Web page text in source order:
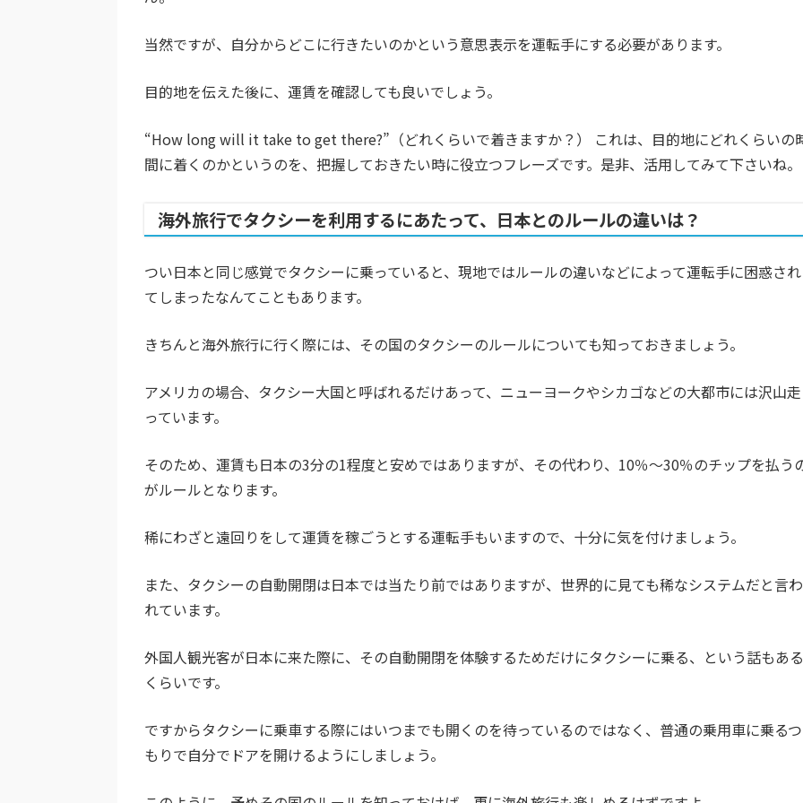
当然ですが、自分からどこに行きたいのかという意思表示を運転手にする必要があります。
目的地を伝えた後に、運賃を確認しても良いでしょう。
“How long will it take to get there?”（どれくらいで着きますか？） これは、目的地にどれくらいの
間に着くのかというのを、把握しておきたい時に役立つフレーズです。是非、活用してみて下さいね。
海外旅行でタクシーを利用するにあたって、日本とのルールの違いは？
つい日本と同じ感覚でタクシーに乗っていると、現地ではルールの違いなどによって運転手に困惑され
てしまったなんてこともあります。
きちんと海外旅行に行く際には、その国のタクシーのルールについても知っておきましょう。
アメリカの場合、タクシー大国と呼ばれるだけあって、ニューヨークやシカゴなどの大都市には沢山走
っています。
そのため、運賃も日本の3分の1程度と安めではありますが、その代わり、10％～30％のチップを払う
がルールとなります。
稀にわざと遠回りをして運賃を稼ごうとする運転手もいますので、十分に気を付けましょう。
また、タクシーの自動開閉は日本では当たり前ではありますが、世界的に見ても稀なシステムだと言わ
れています。
外国人観光客が日本に来た際に、その自動開閉を体験するためだけにタクシーに乗る、という話もある
くらいです。
ですからタクシーに乗車する際にはいつまでも開くのを待っているのではなく、普通の乗用車に乗るつ
もりで自分でドアを開けるようにしましょう。